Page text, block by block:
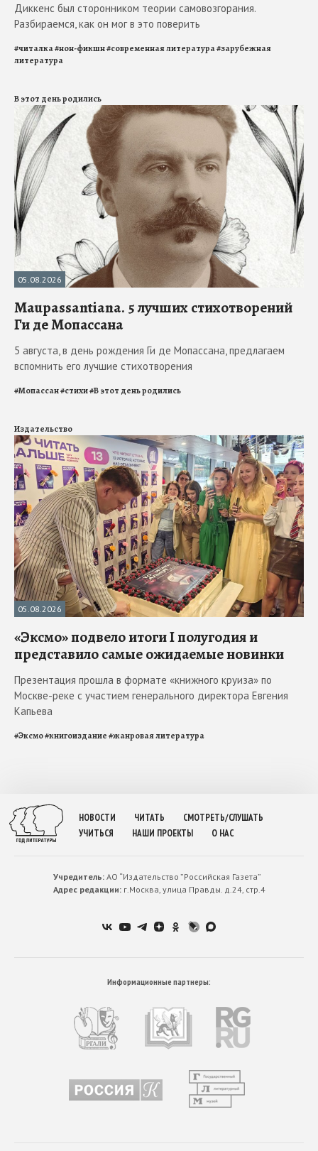
Диккенс был сторонником теории самовозгорания.
Разбираемся, как он мог в это поверить
#читалка#нон-фикшн#современная литература#зарубежная
литература
В этот день родились
05.08.2026
Maupassantiana. 5 лучших стихотворений
Ги де Мопассана
5 августа, в день рождения Ги де Мопассана, предлагаем
вспомнить его лучшие стихотворения
#Мопассан#стихи#В этот день родились
Издательство
05.08.2026
«Эксмо» подвело итоги I полугодия и
представило самые ожидаемые новинки
Презентация прошла в формате «книжного круиза» по
Москве-реке с участием генерального директора Евгения
Капьева
#Эксмо#книгоиздание#жанровая литература
НОВОСТИ ЧИТАТЬ
СМОТРЕТЬ/СЛУШАТЬ
УЧИТЬСЯ
НАШИ ПРОЕКТЫ О НАС
Учредитель:АО “Издательство ”Российская Газета”
Адрес редакции:г.Москва, улица Правды. д.24, стр.4
Информационные партнеры: